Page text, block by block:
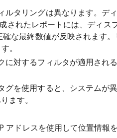
ルタリングは異なります。デ
されたレポートには、ディス
な最終数値が反映されます
。
に対するフィルタが適用され
グを使用すると、システムが
ます。
アドレスを使用して位置情報